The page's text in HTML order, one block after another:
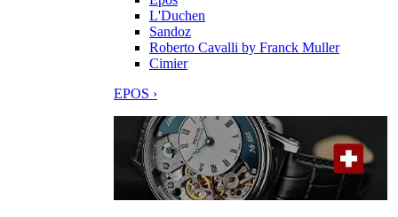
L'Duchen
Sandoz
Roberto Cavalli by Franck Muller
Cimier
EPOS ›